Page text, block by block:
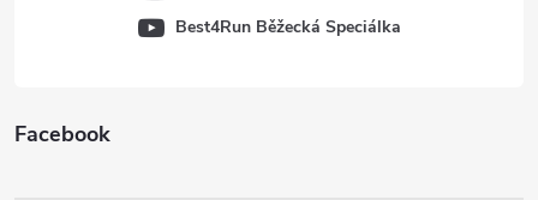
Facebook
Best4Run Běžecká Speciálka